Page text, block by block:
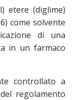
etere (diglime)
come solvente
di una
in un farmaco
controllato a
regolamento